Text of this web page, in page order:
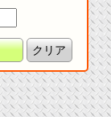
クリア